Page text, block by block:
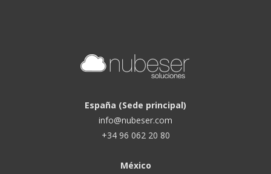
España (Sede principal)
info@nubeser.com
+34 96 062 20 80
México